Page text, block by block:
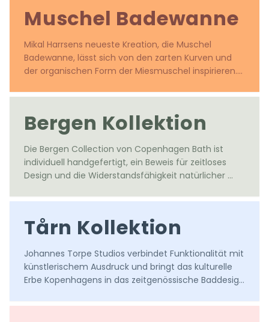
Muschel Badewanne
Mikal Harrsens neueste Kreation, die Muschel
Badewanne, lässt sich von den zarten Kurven und
der organischen Form der Miesmuschel inspirieren.
Entworfen von Mikal Harrsen
Bergen Kollektion
Die Bergen Collection von Copenhagen Bath ist
individuell handgefertigt, ein Beweis für zeitloses
Design und die Widerstandsfähigkeit natürlicher
feinsten europäischen Eichenholz.
Tårn Kollektion
Johannes Torpe Studios verbindet Funktionalität mit
künstlerischem Ausdruck und bringt das kulturelle
Erbe Kopenhagens in das zeitgenössische Baddesign
Exzellenz.